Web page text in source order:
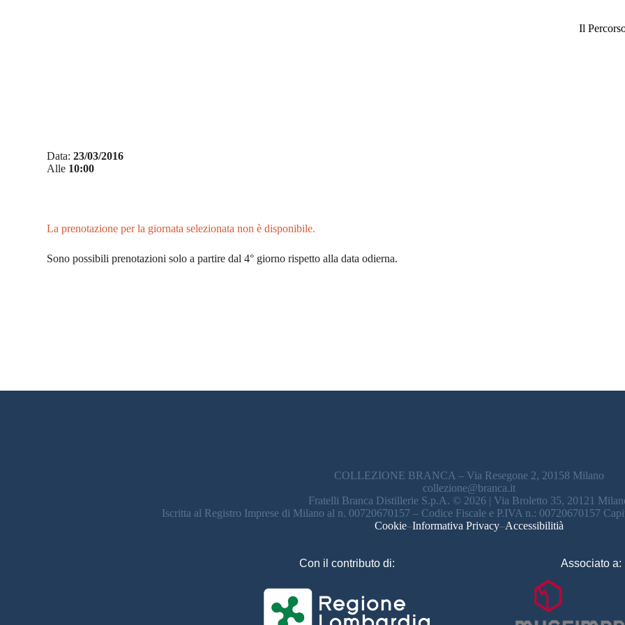
Il
Data:23/03/2016
Alle 10:00
La prenotazione per la giornata selezionata non è disponibile.
Sono possibili prenotazioni solo a partire dal 4° giorno rispetto alla data odierna.
COLLEZIONE BRANCA – Via Resegone 2, 20158 Milano
collezione@branca.it
Fratelli Branca Distillerie S.p.A. © 2026 | Via Broletto 35, 20121
Iscritta al Registro Imprese di Milano al n. 00720670157 – Codice Fiscale e P.IVA n.: 00720670157
Cookie–Informativa Privacy–Accessibilitià
Con il contributo di: Associato a: